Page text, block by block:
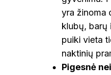
yra žinoma
klubų, barų
puiki vieta
naktinių
Pigesnė